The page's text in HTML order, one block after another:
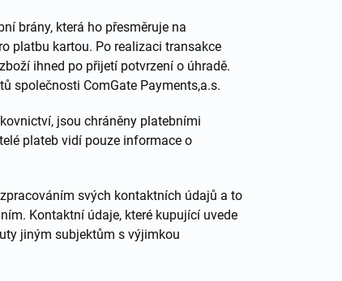
brány, která ho přesměruje na
platbu kartou. Po realizaci transakce
ihned po přijetí potvrzení o úhradě.
společnosti ComGate Payments,a.s.
jsou chráněny platebními
plateb vidí pouze informace o
svých kontaktních údajů a to
Kontaktní údaje, které kupující uvede
jiným subjektům s výjimkou